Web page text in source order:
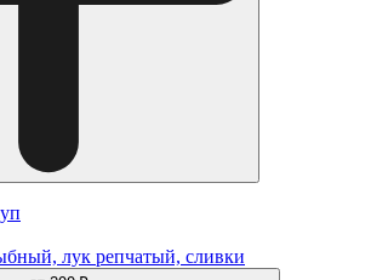
лук репчатый, сливки